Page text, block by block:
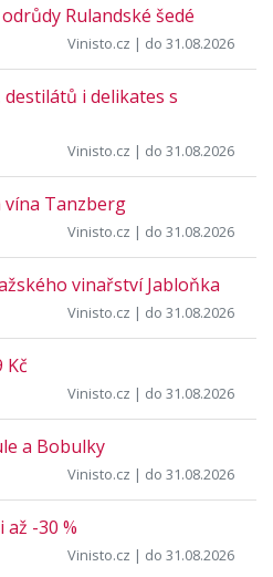
Rulandské šedé
Vinisto.cz | do 31.08.2026
i delikates s
Vinisto.cz | do 31.08.2026
vína Tanzberg
Vinisto.cz | do 31.08.2026
vinařství Jabloňka
Vinisto.cz | do 31.08.2026
Kč
Vinisto.cz | do 31.08.2026
a Bobulky
Vinisto.cz | do 31.08.2026
až -30 %
Vinisto.cz | do 31.08.2026